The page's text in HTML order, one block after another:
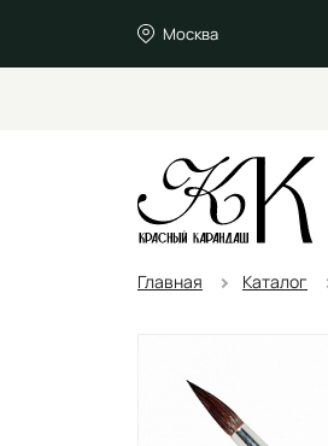
Москва
Главная Каталог